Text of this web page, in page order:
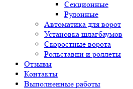
Секционные
Рулонные
Автоматика для ворот
Установка шлагбаумов
Скоростные ворота
Рольставни и роллеты
Отзывы
Контакты
Выполненные работы